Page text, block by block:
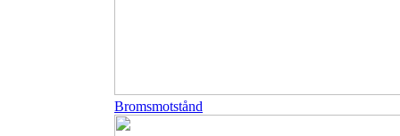
Bromsmotstånd